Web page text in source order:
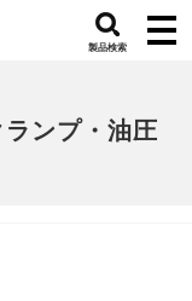
製品検索
ンプ・油圧